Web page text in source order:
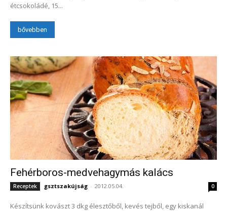
étcsokoládé, 15...
bővebben
Fehérboros-medvehagymás kalács
Receptek gsztszakújság - 2012.05.04. 0
Készítsünk kovászt 3 dkg élesztőből, kevés tejből, egy kiskanál